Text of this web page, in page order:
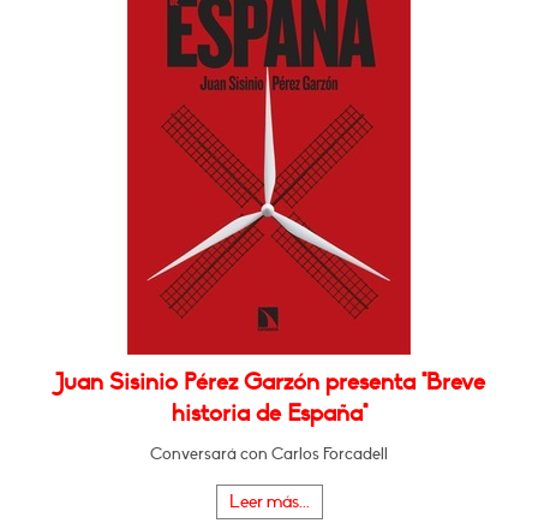
Juan Sisinio Pérez Garzón presenta "Breve
historia de España"
Conversará con Carlos Forcadell
Leer más...